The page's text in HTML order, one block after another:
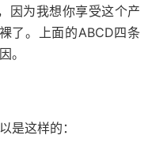
因为我想你享受这个产
了。 上面的ABCD四条
。
是这样的：